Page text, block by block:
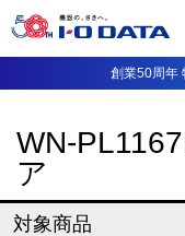
創業50周年
WN-
ア
対象商品